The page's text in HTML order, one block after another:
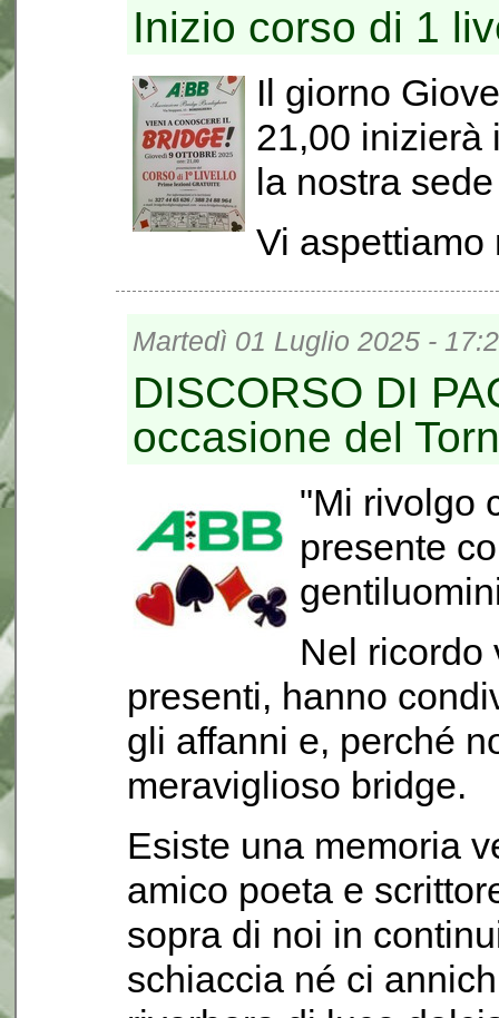
Inizio corso di 1
Il giorno
21,00 inizierà
la nostra
Vi aspettiamo
Martedì 01 Luglio 2025 -
DISCORSO DI
occasione del
"Mi rivolgo
presente
Nel ricordo
presenti, hanno
gli affanni e, perché
meraviglioso bridge.
Esiste una memoria
amico poeta e
sopra di noi in
schiaccia né ci